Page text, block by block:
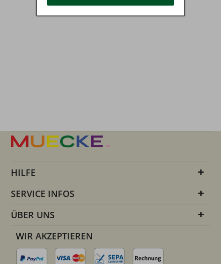
HILFE
SERVICE INFOS
ÜBER UNS
WIR AKZEPTIEREN